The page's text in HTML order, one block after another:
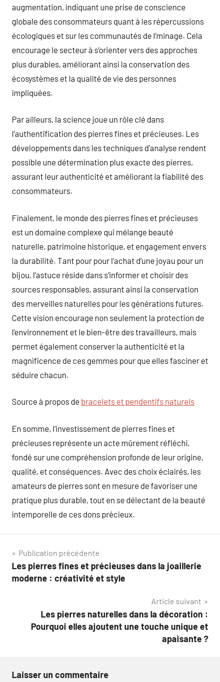
augmentation, indiquant une prise de conscience
globale des consommateurs quant à les répercussions
écologiques et sur les communautés de l’minage. Cela
encourage le secteur à s’orienter vers des approches
plus durables, améliorant ainsi la conservation des
écosystèmes et la qualité de vie des personnes
impliquées.
Par ailleurs, la science joue un rôle clé dans
l’authentification des pierres fines et précieuses. Les
développements dans les techniques d’analyse rendent
possible une détermination plus exacte des pierres,
assurant leur authenticité et améliorant la fiabilité des
consommateurs.
Finalement, le monde des pierres fines et précieuses
est un domaine complexe qui mélange beauté
naturelle, patrimoine historique, et engagement envers
la durabilité. Tant pour pour l’achat d’une joyau pour un
bijou, l’astuce réside dans s’informer et choisir des
sources responsables, assurant ainsi la conservation
des merveilles naturelles pour les générations futures.
Cette vision encourage non seulement la protection de
l’environnement et le bien-être des travailleurs, mais
permet également conserver la authenticité et la
magnificence de ces gemmes pour que elles fasciner et
séduire chacun.
Source à propos de bracelets et pendentifs naturels
En somme, l’investissement de pierres fines et
précieuses représente un acte mûrement réfléchi,
fondé sur une compréhension profonde de leur origine,
qualité, et conséquences. Avec des choix éclairés, les
amateurs de pierres sont en mesure de favoriser une
pratique plus durable, tout en se délectant de la beauté
intemporelle de ces dons précieux.
Navigation
de
Publication précédente
Les pierres fines et précieuses dans la joaillerie
moderne : créativité et style
Article suivant
Les pierres naturelles dans la décoration :
Pourquoi elles ajoutent une touche unique et
apaisante ?
Laisser un commentaire